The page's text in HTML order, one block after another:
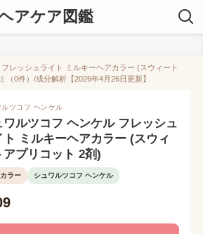
アケア図鑑
レッシュライト ミルキーヘアカラー (スウィート
（0件）/成分解析【2026年4月26日更新】
ルツコフ ヘンケル
ワルツコフ ヘンケル フレッシュ
ト ミルキーヘアカラー (スウィ
アプリコット 2剤)
ラー シュワルツコフ ヘンケル